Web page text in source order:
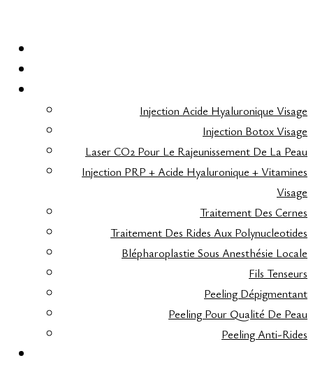
Injection Acide Hyaluronique Visage
Injection Botox Visage
Laser CO2 Pour Le Rajeunissement De La Peau
Injection PRP + Acide Hyaluronique + Vitamines
Visage
Traitement Des Cernes
Traitement Des Rides Aux Polynucleotides
Blépharoplastie Sous Anesthésie Locale
Fils Tenseurs
Peeling Dépigmentant
Peeling Pour Qualité De Peau
Peeling Anti-Rides